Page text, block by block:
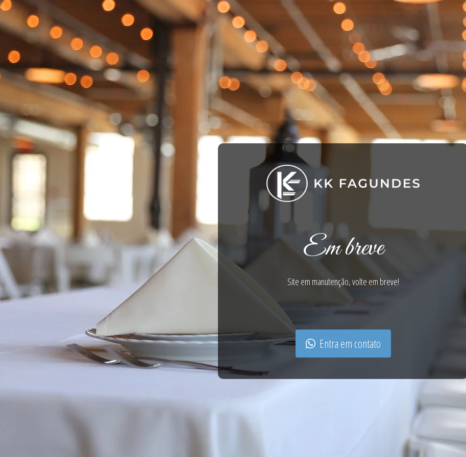
Em breve
Site em manutenção, volte em breve!
Entra em contato